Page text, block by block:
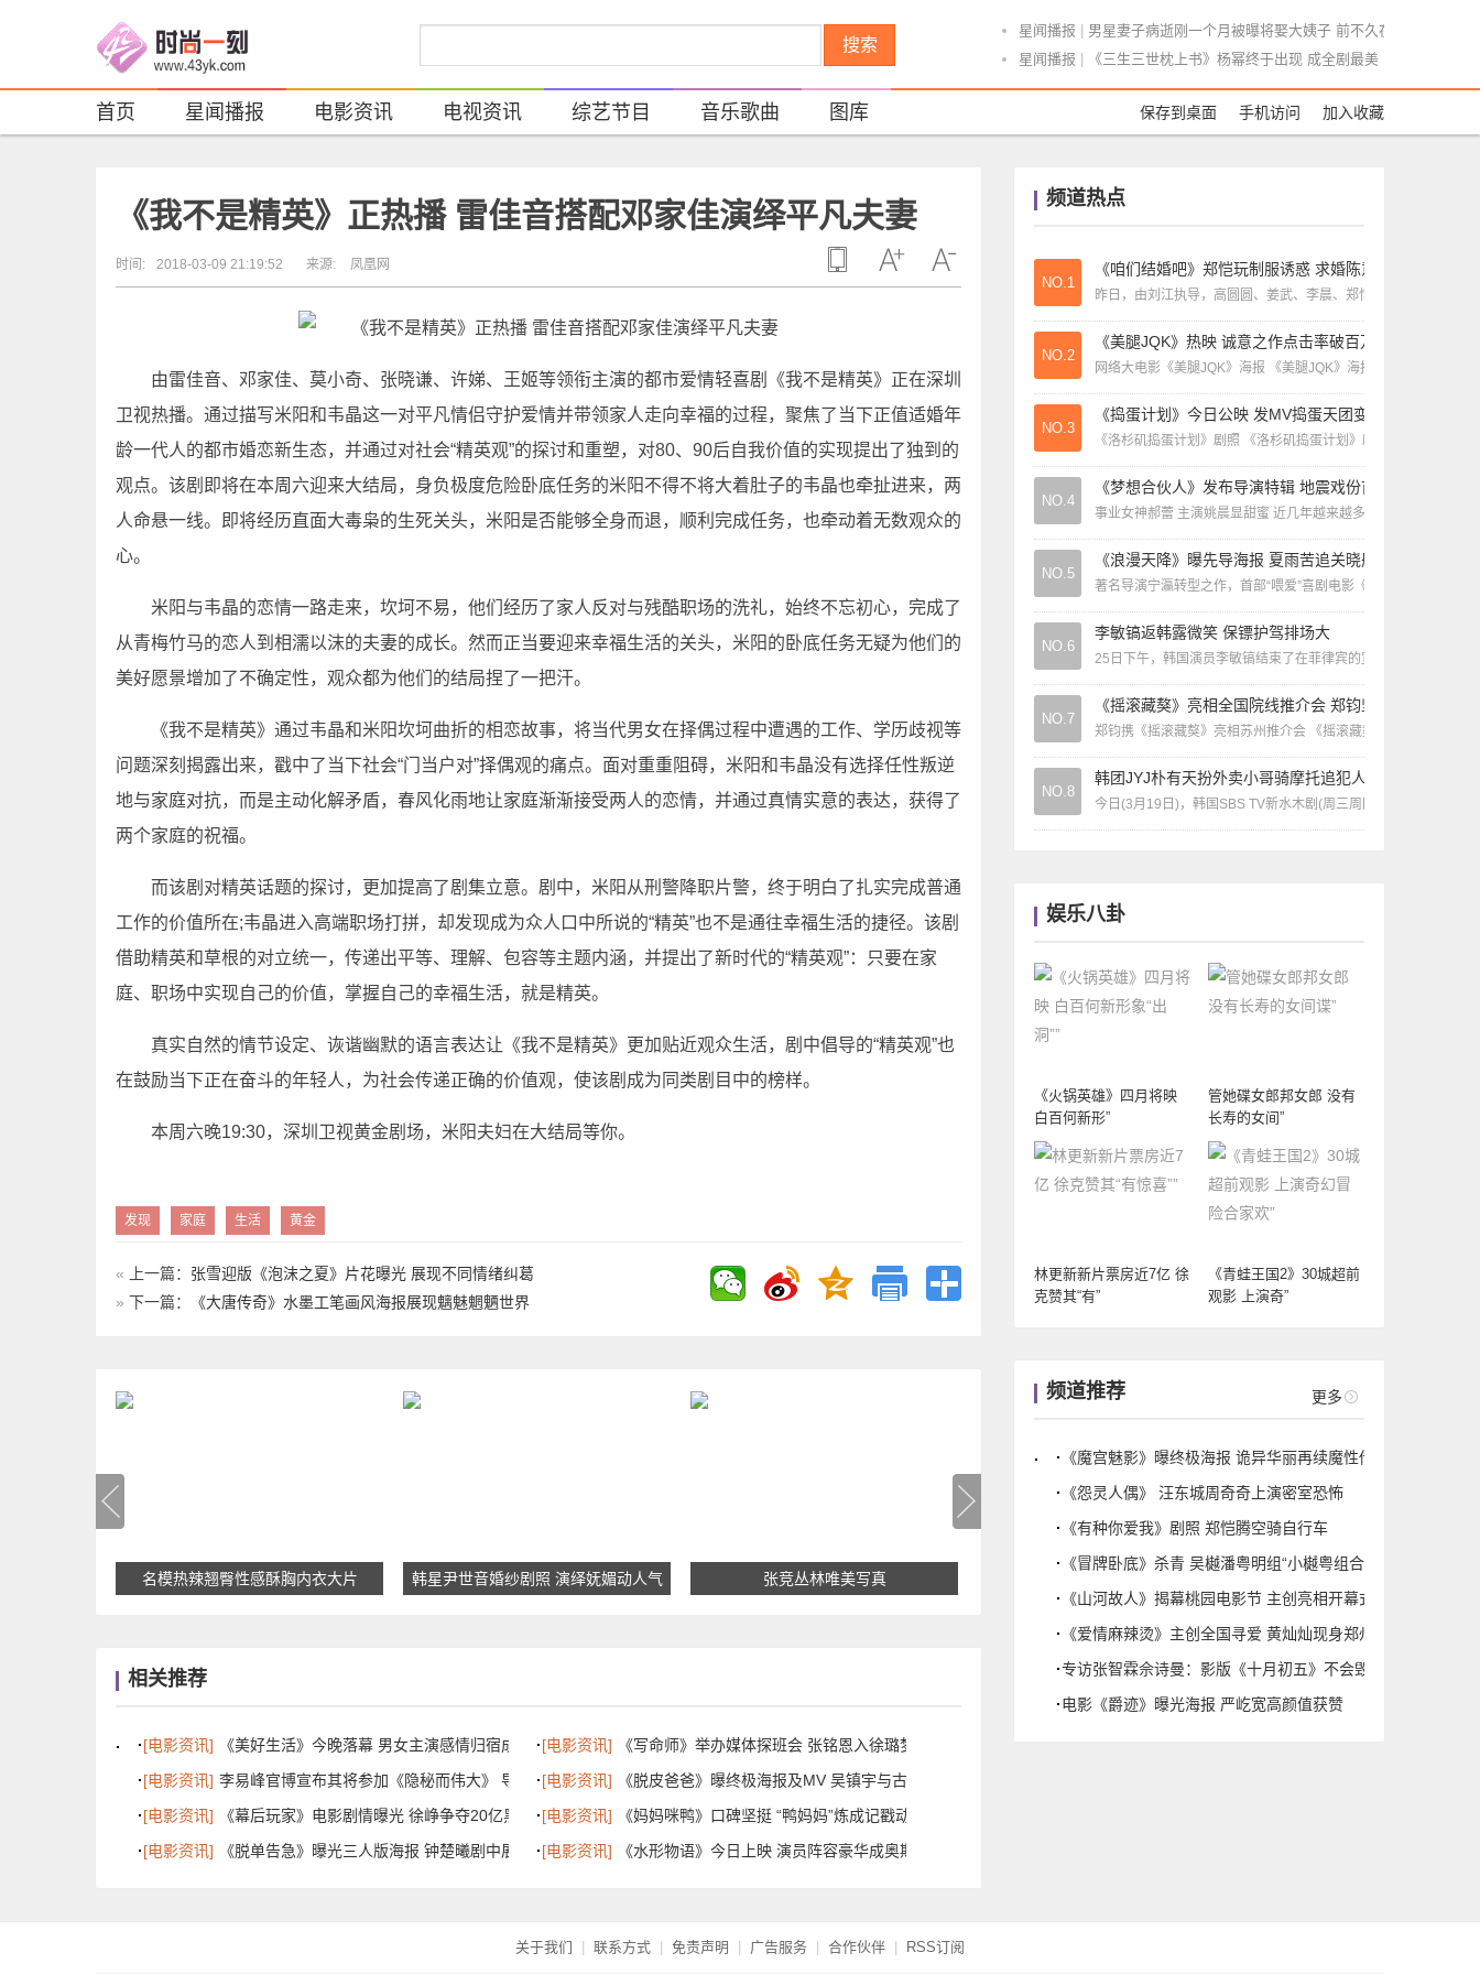
搜索
星闻播报 | 男星妻子病逝刚一个月被曝将娶大姨子 前不久在博
星闻播报 |
《三生三世枕上书》杨幂终于出现 成全剧最美
星闻播报|康辉回应朱广权笑翻网友 央视boys的相爱相杀日常
王大治到底好在哪儿？让鲜花插在牛粪上，这几点别人比
首页 星闻播报 电影资讯 电视资讯 综艺节目 音乐歌曲 图库 保存到桌面 手机访问 加入收藏
《我不是精英》正热播 雷佳音搭配邓家佳演绎平凡夫妻
时间: 2018-03-09 21:19:52 来源: 凤凰网
由雷佳音、邓家佳、莫小奇、张晓谦、许娣、王姬等领衔主演的都市爱情轻喜剧《我不是精英》正在深圳
卫视热播。通过描写米阳和韦晶这一对平凡情侣守护爱情并带领家人走向幸福的过程，聚焦了当下正值适婚年
龄一代人的都市婚恋新生态，并通过对社会“精英观”的探讨和重塑，对80、90后自我价值的实现提出了独到的
观点。该剧即将在本周六迎来大结局，身负极度危险卧底任务的米阳不得不将大着肚子的韦晶也牵扯进来，两
人命悬一线。即将经历直面大毒枭的生死关头，米阳是否能够全身而退，顺利完成任务，也牵动着无数观众的
心。
米阳与韦晶的恋情一路走来，坎坷不易，他们经历了家人反对与残酷职场的洗礼，始终不忘初心，完成了
从青梅竹马的恋人到相濡以沫的夫妻的成长。然而正当要迎来幸福生活的关头，米阳的卧底任务无疑为他们的
美好愿景增加了不确定性，观众都为他们的结局捏了一把汗。
《我不是精英》通过韦晶和米阳坎坷曲折的相恋故事，将当代男女在择偶过程中遭遇的工作、学历歧视等
问题深刻揭露出来，戳中了当下社会“门当户对”择偶观的痛点。面对重重阻碍，米阳和韦晶没有选择任性叛逆
地与家庭对抗，而是主动化解矛盾，春风化雨地让家庭渐渐接受两人的恋情，并通过真情实意的表达，获得了
两个家庭的祝福。
而该剧对精英话题的探讨，更加提高了剧集立意。剧中，米阳从刑警降职片警，终于明白了扎实完成普通
工作的价值所在;韦晶进入高端职场打拼，却发现成为众人口中所说的“精英”也不是通往幸福生活的捷径。该剧
借助精英和草根的对立统一，传递出平等、理解、包容等主题内涵，并提出了新时代的“精英观”：只要在家
庭、职场中实现自己的价值，掌握自己的幸福生活，就是精英。
真实自然的情节设定、诙谐幽默的语言表达让《我不是精英》更加贴近观众生活，剧中倡导的“精英观”也
在鼓励当下正在奋斗的年轻人，为社会传递正确的价值观，使该剧成为同类剧目中的榜样。
本周六晚19:30，深圳卫视黄金剧场，米阳夫妇在大结局等你。
发现 家庭 生活 黄金
« 上一篇： 张雪迎版《泡沫之夏》片花曝光 展现不同情绪纠葛
» 下一篇： 《大唐传奇》水墨工笔画风海报展现魑魅魍魉世界
名模热辣翘臀性感酥胸内衣大片
韩星尹世音婚纱剧照 演绎妩媚动人气
张竞丛林唯美写真
相关推荐
[电影资讯] 《美好生活》今晚落幕 男女主演感情归宿成谜 [电影资讯]
《写命师》举办媒体探班会 张铭恩入徐璐梦中“搞
[电影资讯] 李易峰官博宣布其将参加《隐秘而伟大》 导演曾导[电影资讯]
《脱皮爸爸》曝终极海报及MV 吴镇宇与古天乐共演
[电影资讯]
《幕后玩家》电影剧情曝光 徐峥争夺20亿黑金 [电影资讯]
《妈妈咪鸭》口碑坚挺 “鸭妈妈”炼成记戳动家长
[电影资讯]
《脱单告急》曝光三人版海报 钟楚曦剧中展现丑小[电影资讯] 《水形物语》今日上映 演员阵容豪华成奥斯卡最大
频道热点
NO.1
《咱们结婚吧》郑恺玩制服诱惑 求婚陈意涵
昨日，由刘江执导，高圆圆、姜武、李晨、郑恺、陈意涵、郭碧
NO.2
《美腿JQK》热映 诚意之作点击率破百万
网络大电影《美腿JQK》海报 《美腿JQK》海报 近日，一部网
NO.3
《捣蛋计划》今日公映 发MV捣蛋天团变身rocker
《洛杉矶捣蛋计划》剧照 《洛杉矶捣蛋计划》剧照 3月18日零
NO.4
《梦想合伙人》发布导演特辑 地震戏份首曝光
事业女神郝蕾 主演姚晨显甜蜜 近几年越来越多的韩国导演进军
NO.5
《浪漫天降》曝先导海报 夏雨苦追关晓彤
著名导演宁瀛转型之作，首部“喂爱”喜剧电影《浪漫天降》于立
NO.6
李敏镐返韩露微笑 保镖护驾排场大
25日下午，韩国演员李敏镐结束了在菲律宾的宣传活动，通过仁
NO.7
《摇滚藏獒》亮相全国院线推介会 郑钧坚持梦想
郑钧携《摇滚藏獒》亮相苏州推介会 《摇滚藏獒》横版海报 《
NO.8
韩团JYJ朴有天扮外卖小哥骑摩托追犯人
今日(3月19日)，韩国SBS TV新水木剧(周三周四播出的剧集)《
娱乐八卦
《火锅英雄》四月将映
白百何新形”
管她碟女郎邦女郎 没有
长寿的女间”
林更新新片票房近7亿 徐
克赞其“有”
《青蛙王国2》30城超前
观影 上演奇”
频道推荐 更多
《魔宫魅影》曝终极海报 诡异华丽再续魔性传奇
《怨灵人偶》 汪东城周奇奇上演密室恐怖
《有种你爱我》剧照 郑恺腾空骑自行车
《冒牌卧底》杀青 吴樾潘粤明组“小樾粤组合”
《山河故人》揭幕桃园电影节 主创亮相开幕式
《爱情麻辣烫》主创全国寻爱 黄灿灿现身郑州大学
专访张智霖佘诗曼：影版《十月初五》不会毁经典
电影《爵迹》曝光海报 严屹宽高颜值获赞
关于我们 联系方式 免责声明 广告服务 合作伙伴 RSS订阅